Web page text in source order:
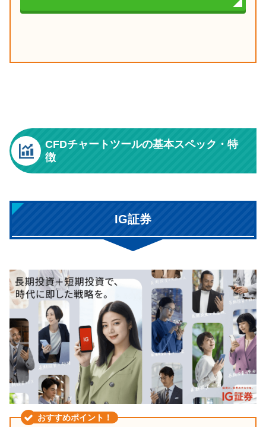
CFDチャートツールの基本スペック・特
徴
IG証券
おすすめポイント！